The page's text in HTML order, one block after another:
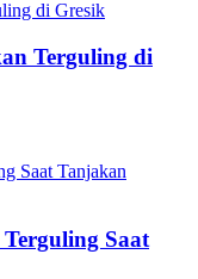
Terguling di
Saat